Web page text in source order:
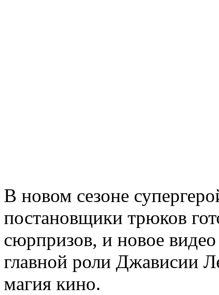
В новом сезоне
постановщики трюков
сюрпризов, и новое
главной роли Джависии
магия кино.